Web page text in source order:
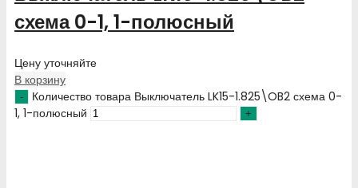
схема 0-1, 1-полюсный
Цену уточняйте
В корзину
Количество товара Выключатель LK15-1.825\OB2 схема 0-
1, 1-полюсный